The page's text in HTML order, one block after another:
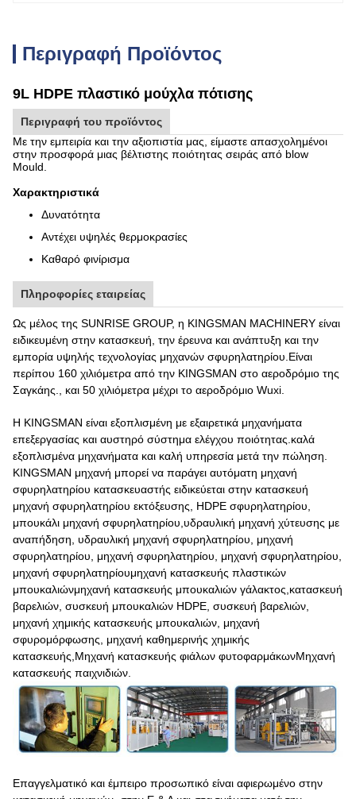
Περιγραφή Προϊόντος
9L HDPE πλαστικό μούχλα πότισης
Περιγραφή του προϊόντος
Με την εμπειρία και την αξιοπιστία μας, είμαστε απασχολημένοι
στην προσφορά μιας βέλτιστης ποιότητας σειράς από blow
Mould.
Χαρακτηριστικά
Δυνατότητα
Αντέχει υψηλές θερμοκρασίες
Καθαρό φινίρισμα
Πληροφορίες εταιρείας
Ως μέλος της SUNRISE GROUP, η KINGSMAN MACHINERY είναι
ειδικευμένη στην κατασκευή, την έρευνα και ανάπτυξη και την
εμπορία υψηλής τεχνολογίας μηχανών σφυρηλατηρίου.Είναι
περίπου 160 χιλιόμετρα από την KINGSMAN στο αεροδρόμιο της
Σαγκάης., και 50 χιλιόμετρα μέχρι το αεροδρόμιο Wuxi.
Η KINGSMAN είναι εξοπλισμένη με εξαιρετικά μηχανήματα
επεξεργασίας και αυστηρό σύστημα ελέγχου ποιότητας.καλά
εξοπλισμένα μηχανήματα και καλή υπηρεσία μετά την πώληση.
KINGSMAN μηχανή μπορεί να παράγει αυτόματη μηχανή
σφυρηλατηρίου κατασκευαστής ειδικεύεται στην κατασκευή
μηχανή σφυρηλατηρίου εκτόξευσης, HDPE σφυρηλατηρίου,
μπουκάλι μηχανή σφυρηλατηρίου,υδραυλική μηχανή χύτευσης με
αναπήδηση, υδραυλική μηχανή σφυρηλατηρίου, μηχανή
σφυρηλατηρίου, μηχανή σφυρηλατηρίου, μηχανή σφυρηλατηρίου,
μηχανή σφυρηλατηρίουμηχανή κατασκευής πλαστικών
μπουκαλιώνμηχανή κατασκευής μπουκαλιών γάλακτος,κατασκευή
βαρελιών, συσκευή μπουκαλιών HDPE, συσκευή βαρελιών,
μηχανή χημικής κατασκευής μπουκαλιών, μηχανή
σφυρομόρφωσης, μηχανή καθημερινής χημικής
κατασκευής,Μηχανή κατασκευής φιάλων φυτοφαρμάκωνΜηχανή
κατασκευής παιχνιδιών.
Επαγγελματικό και έμπειρο προσωπικό είναι αφιερωμένο στην